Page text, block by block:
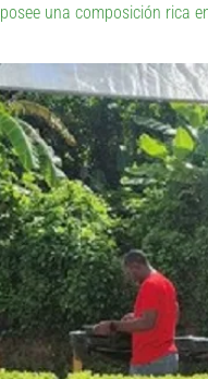
una composición rica